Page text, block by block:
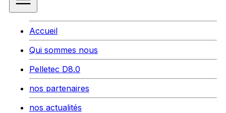
Accueil
Qui sommes nous
Pelletec D8.0
nos partenaires
nos actualités